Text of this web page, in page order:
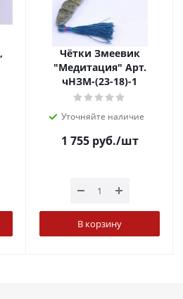
Чётки Змеевик
"Медитация" Арт.
чНЗМ-(23-18)-1
Уточняйте наличие
1 755руб./шт
В корзину